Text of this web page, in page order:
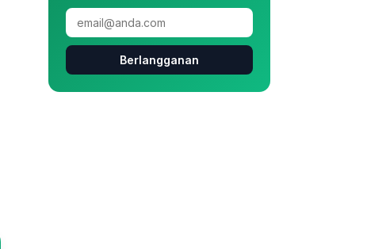
Berlangganan